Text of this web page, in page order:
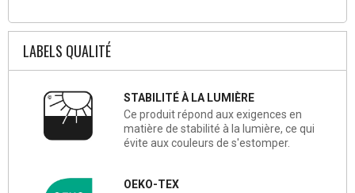
LABELS QUALITÉ
STABILITÉ À LA LUMIÈRE
Ce produit répond aux exigences en
matière de stabilité à la lumière, ce qui
évite aux couleurs de s'estomper.
OEKO-TEX